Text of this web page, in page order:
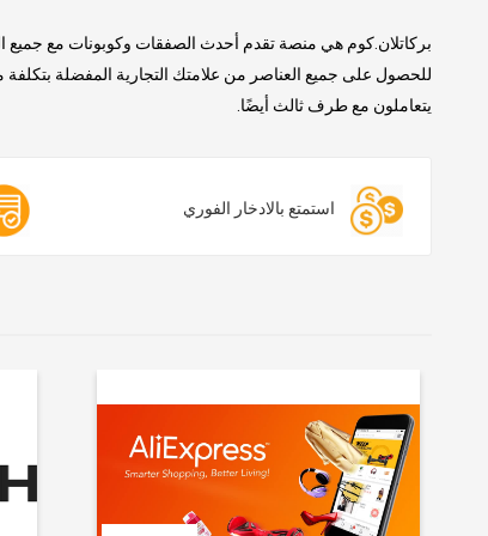
بركاتلان.كوم هي منصة تقدم أحدث الصفقات وكوبونات مع جميع
للحصول على جميع العناصر من علامتك التجارية المفضلة
يتعاملون مع طرف ثالث أيضًا.
استمتع بالادخار الفوري